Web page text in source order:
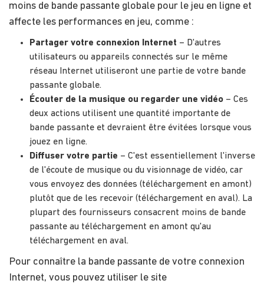
moins de bande passante globale pour le jeu en ligne et
affecte les performances en jeu, comme :
Partager votre connexion Internet – D'autres
utilisateurs ou appareils connectés sur le même
réseau Internet utiliseront une partie de votre bande
passante globale.
Écouter de la musique ou regarder une vidéo – Ces
deux actions utilisent une quantité importante de
bande passante et devraient être évitées lorsque vous
jouez en ligne.
Diffuser votre partie – C'est essentiellement l'inverse
de l'écoute de musique ou du visionnage de vidéo, car
vous envoyez des données (téléchargement en amont)
plutôt que de les recevoir (téléchargement en aval). La
plupart des fournisseurs consacrent moins de bande
passante au téléchargement en amont qu'au
téléchargement en aval.
Pour connaître la bande passante de votre connexion
Internet, vous pouvez utiliser le site